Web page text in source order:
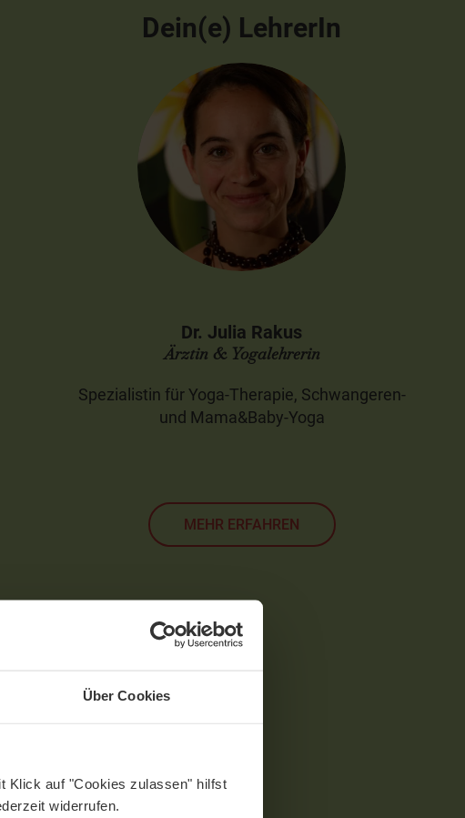
Über Cookies
Klick auf "Cookies zulassen" hilfst
widerrufen.
Dein(e) LehrerIn
Dr. Julia Rakus
Ärztin & Yogalehrerin
Spezialistin für Yoga-Therapie, Schwangeren-
und Mama&Baby-Yoga
MEHR ERFAHREN